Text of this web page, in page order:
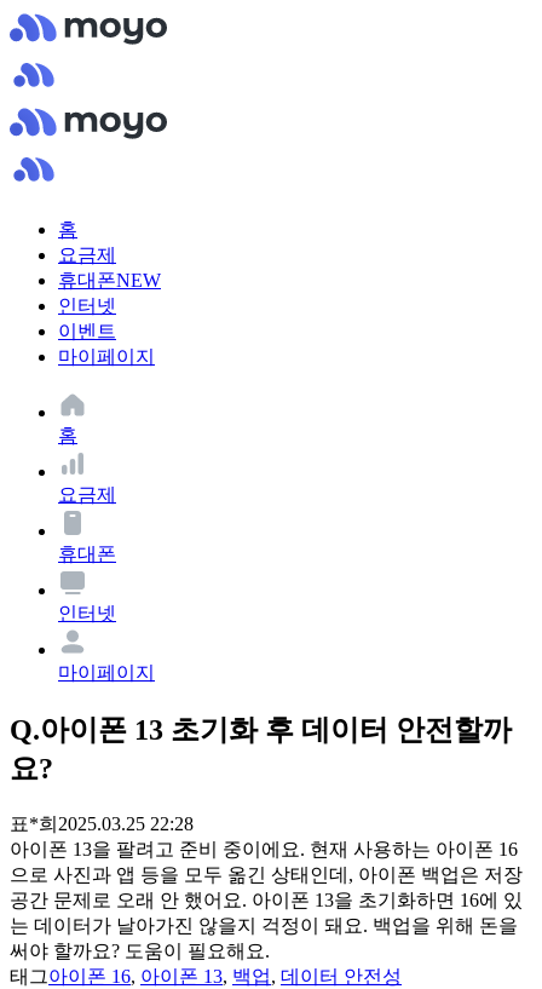
홈
요금제
휴대폰NEW
인터넷
이벤트
마이페이지
홈
요금제
휴대폰
인터넷
마이페이지
Q.아이폰 13 초기화 후 데이터 안전할까
요?
표*희 2025.03.25 22:28
아이폰 13을 팔려고 준비 중이에요. 현재 사용하는 아이폰 16
으로 사진과 앱 등을 모두 옮긴 상태인데, 아이폰 백업은 저장
공간 문제로 오래 안 했어요. 아이폰 13을 초기화하면 16에 있
는 데이터가 날아가진 않을지 걱정이 돼요. 백업을 위해 돈을
써야 할까요? 도움이 필요해요.
태그아이폰 16, 아이폰 13, 백업, 데이터 안전성